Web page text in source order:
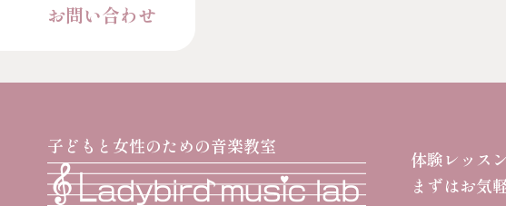
お問い合わせ
子どもと女性のための音楽教室
体験レッス
まずはお気